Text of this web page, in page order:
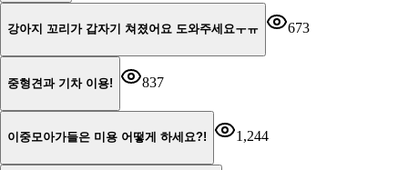
강아지 꼬리가 갑자기 쳐졌어요 도와주세요ㅜㅠ 673
중형견과 기차 이용! 837
이중모아가들은 미용 어떻게 하세요?! 1,244